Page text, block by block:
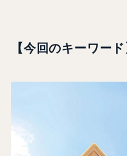
【今回のキーワー